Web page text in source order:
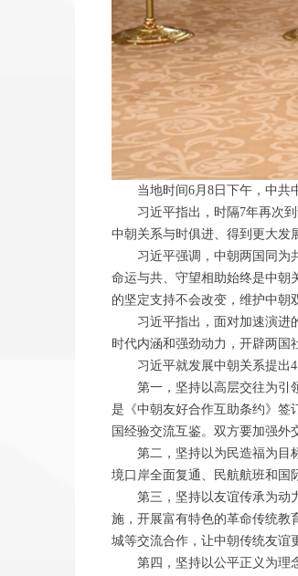
当地时间6月8日下午，中共中
习近平指出，时隔7年再次到
中朝关系与时俱进、得到更大发
习近平强调，中朝两国同为共
命运与共、守望相助始终是中朝
的坚定支持不会改变，维护中朝
习近平指出，面对加速演进的
时代内涵和强劲动力，开辟两国
习近平就发展中朝关系提出4
第一，坚持以高层交往为引领
是《中朝友好合作互助条约》签
国经验交流互鉴。双方要加强外
第二，坚持以为民造福为目标
境口岸全面复通、民航航班和国
第三，坚持以友谊传承为动力
施，开展富有特色的革命传统教
城等交流合作，让中朝传统友谊
第四，坚持以公平正义为理念